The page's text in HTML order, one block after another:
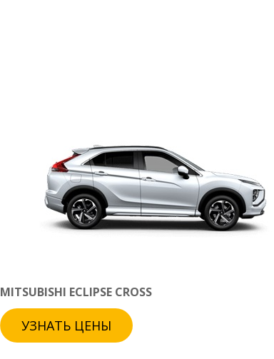
MITSUBISHI ECLIPSE CROSS
УЗНАТЬ ЦЕНЫ